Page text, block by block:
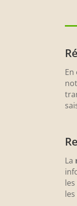
En
La